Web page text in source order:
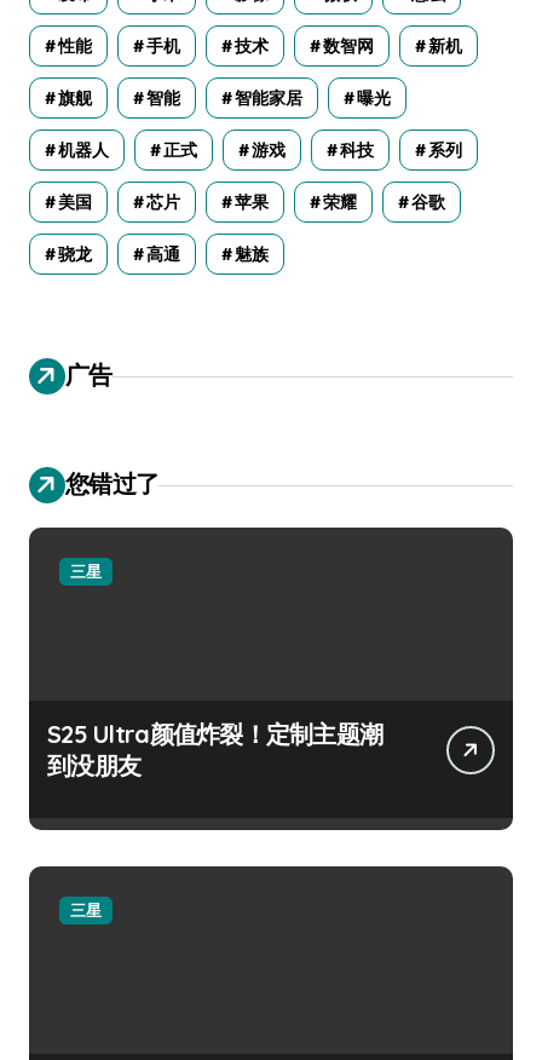
性能 手机 技术 数智网 新机
旗舰 智能 智能家居 曝光
机器人 正式 游戏 科技 系列
美国 芯片 苹果 荣耀 谷歌
骁龙 高通 魅族
广告
您错过了
三星
S25 Ultra颜值炸裂！定制主题潮
到没朋友
三星